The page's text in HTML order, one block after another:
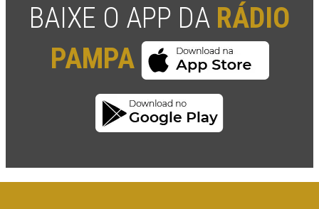
BAIXE O APP DA RÁDIO
PAMPA